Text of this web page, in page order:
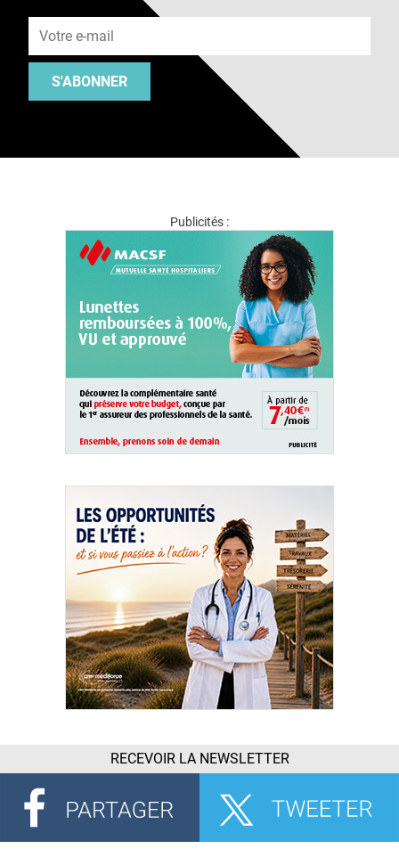
S'ABONNER
Publicités :
RECEVOIR LA NEWSLETTER